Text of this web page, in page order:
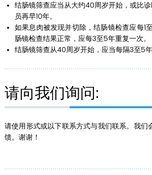
结肠镜筛查应当从大约40周岁开始，或比
员再早10年。
如果息肉被发现并切除，结肠镜检查应每1
肠镜检查结果正常，应每3至5年重复一次。
结肠镜筛查从40周岁开始，应当每隔3至5年
请向我们询问:
请使用形式或以下联系方式与我们联系。我们
馈。谢谢！